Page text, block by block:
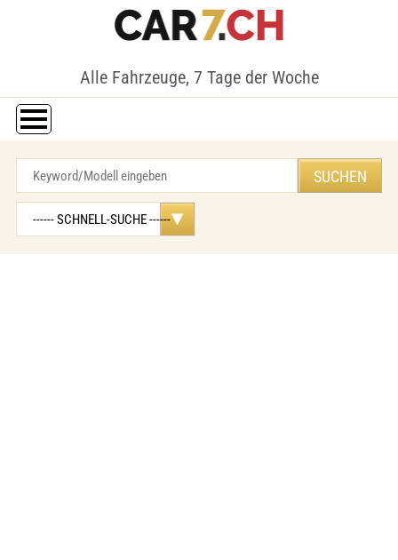
Alle Fahrzeuge, 7 Tage der Woche